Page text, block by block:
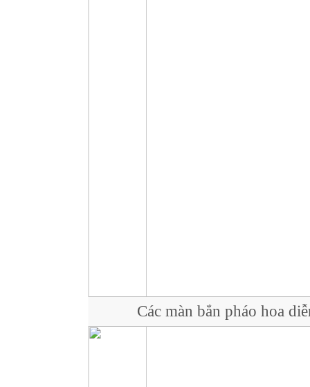
Các màn bắn pháo hoa